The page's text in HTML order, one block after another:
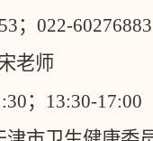
；022-60276883
老师
； 13:30-17:00